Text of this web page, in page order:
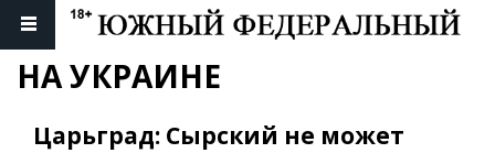
НА УКРАИНЕ
Царьград: Сырский не может